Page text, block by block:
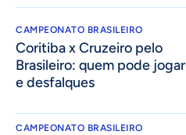
CAMPEONATO BRASILEIRO
Coritiba x Cruzeiro pelo
Brasileiro: quem pode jogar
e desfalques
CAMPEONATO BRASILEIRO